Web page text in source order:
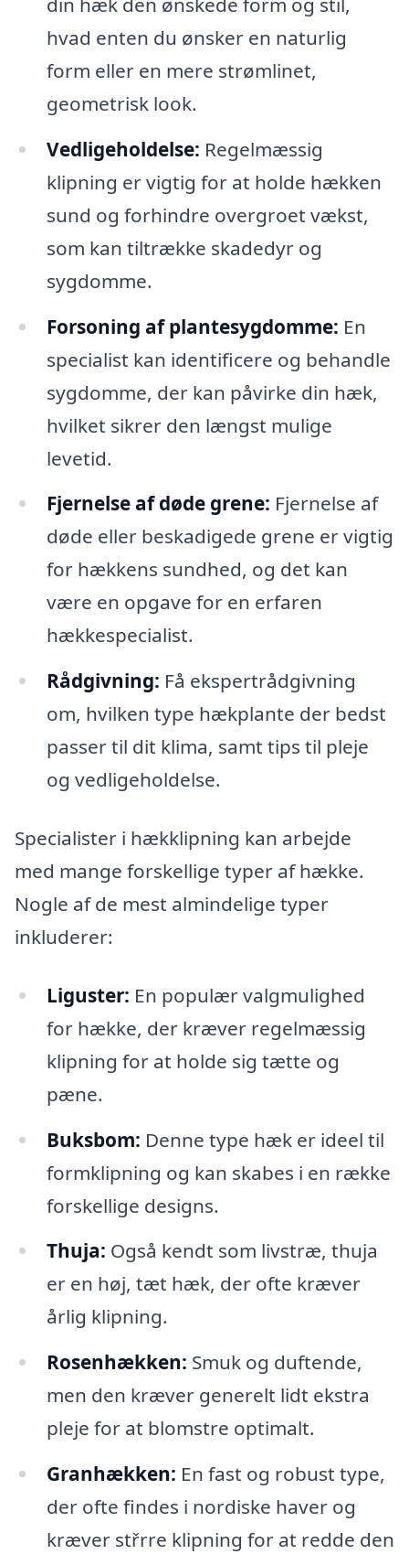
hvad enten du ønsker en naturlig
form eller en mere strømlinet,
geometrisk look.
Vedligeholdelse: Regelmæssig
klipning er vigtig for at holde hækken
sund og forhindre overgroet vækst,
som kan tiltrække skadedyr og
sygdomme.
Forsoning af plantesygdomme: En
specialist kan identificere og behandle
sygdomme, der kan påvirke din hæk,
hvilket sikrer den længst mulige
levetid.
Fjernelse af døde grene: Fjernelse af
døde eller beskadigede grene er vigtig
for hækkens sundhed, og det kan
være en opgave for en erfaren
hækkespecialist.
Rådgivning: Få ekspertrådgivning
om, hvilken type hækplante der bedst
passer til dit klima, samt tips til pleje
og vedligeholdelse.
Specialister i hækklipning kan arbejde
med mange forskellige typer af hække.
Nogle af de mest almindelige typer
inkluderer:
Liguster: En populær valgmulighed
for hække, der kræver regelmæssig
klipning for at holde sig tætte og
pæne.
Buksbom: Denne type hæk er ideel til
formklipning og kan skabes i en række
forskellige designs.
Thuja: Også kendt som livstræ, thuja
er en høj, tæt hæk, der ofte kræver
årlig klipning.
Rosenhækken: Smuk og duftende,
men den kræver generelt lidt ekstra
pleje for at blomstre optimalt.
Granhækken: En fast og robust type,
der ofte findes i nordiske haver og
kræver střrre klipning for at redde den